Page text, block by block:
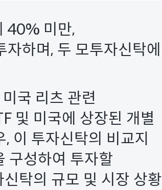
40% 미만,
하며, 두 모투자신탁에
국 리츠 관련
및 미국에 상장된 개별
이 투자신탁의 비교지
구성하여 투자할
탁의 규모 및 시장 상황